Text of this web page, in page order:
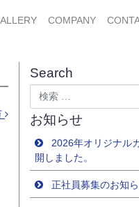
COMPANY
Search
検索
お知らせ
2026年オリジナル
開しました。
正社員募集のお知